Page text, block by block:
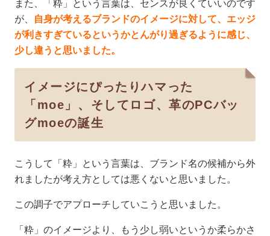
また、「粋」という言葉は、センスが良くていいのです
が、
自身が考えるブランドのイメージに対して、エッジ
が利きすぎているというかとんがり過ぎるように感じ、
少し違うと思いました。
イメージにぴったりハマった
「moe」、そしてロゴ、革のPCバッ
グmoeの誕生
こうして「粋」という言葉は、ブランド名の候補から外
れましたが考え方としては悪くないと思いました。
この調子でアプローチしていこうと思いました。
「粋」のイメージより、もう少し弱いというか柔らかさ